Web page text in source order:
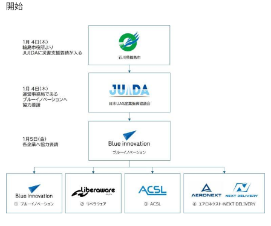
開始